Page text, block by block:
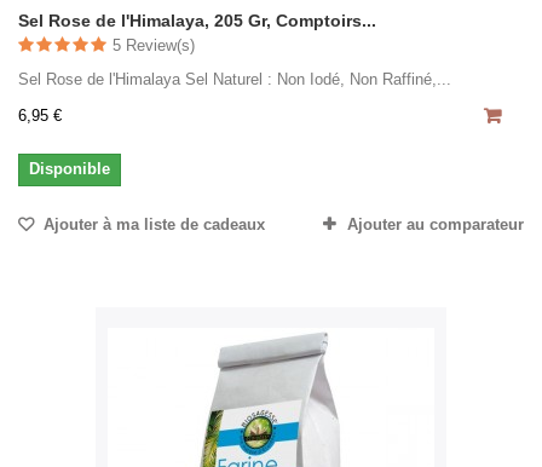
Sel Rose de l'Himalaya, 205 Gr, Comptoirs...
5 Review(s)
Sel Rose de l'Himalaya Sel Naturel : Non Iodé, Non Raffiné,...
6,95 €
Disponible
Ajouter à ma liste de cadeaux Ajouter au comparateur